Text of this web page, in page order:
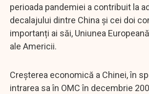
perioada pandemiei a contribuit la
decalajului dintre China și cei doi
importanți ai săi, Uniunea
ale Americii.
Creșterea economică a Chinei, în
intrarea sa în OMC în decembrie